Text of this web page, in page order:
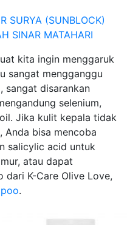
SURYA (SUNBLOCK)
SINAR MATAHARI
kita ingin menggaruk
sangat mengganggu
sangat disarankan
selenium,
Jika kulit kepala tidak
Anda bisa mencoba
salicylic acid untuk
atau dapat
dari K-Care Olive Love,
.